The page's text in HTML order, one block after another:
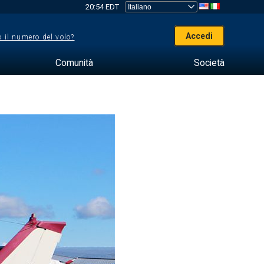
20:54 EDT
il numero del volo? Accedi
Comunità Società